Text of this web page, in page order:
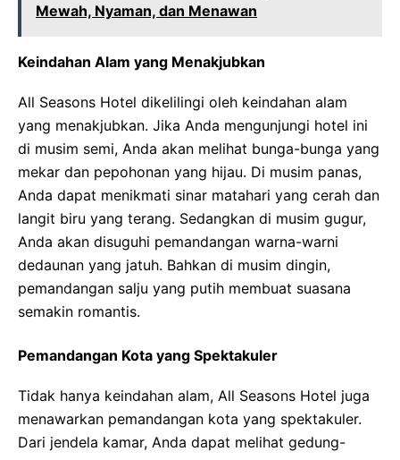
Mewah, Nyaman, dan Menawan
Keindahan Alam yang Menakjubkan
All Seasons Hotel dikelilingi oleh keindahan alam
yang menakjubkan. Jika Anda mengunjungi hotel ini
di musim semi, Anda akan melihat bunga-bunga yang
mekar dan pepohonan yang hijau. Di musim panas,
Anda dapat menikmati sinar matahari yang cerah dan
langit biru yang terang. Sedangkan di musim gugur,
Anda akan disuguhi pemandangan warna-warni
dedaunan yang jatuh. Bahkan di musim dingin,
pemandangan salju yang putih membuat suasana
semakin romantis.
Pemandangan Kota yang Spektakuler
Tidak hanya keindahan alam, All Seasons Hotel juga
menawarkan pemandangan kota yang spektakuler.
Dari jendela kamar, Anda dapat melihat gedung-